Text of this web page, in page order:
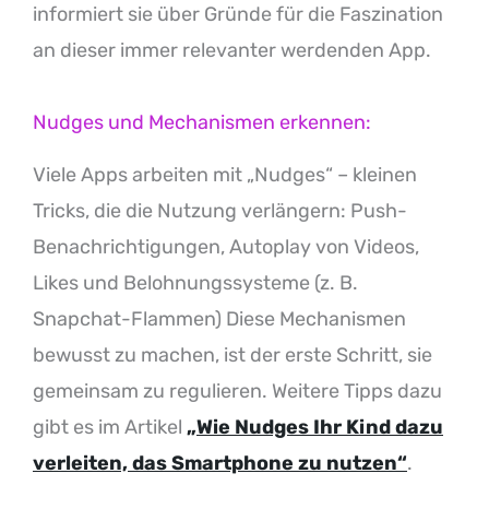
informiert sie über Gründe für die Faszination
an dieser immer relevanter werdenden App.
Nudges und Mechanismen erkennen:
Viele Apps arbeiten mit „Nudges“ – kleinen
Tricks, die die Nutzung verlängern: Push-
Benachrichtigungen, Autoplay von Videos,
Likes und Belohnungssysteme (z. B.
Snapchat-Flammen) Diese Mechanismen
bewusst zu machen, ist der erste Schritt, sie
gemeinsam zu regulieren. Weitere Tipps dazu
gibt es im Artikel „Wie Nudges Ihr Kind dazu
verleiten, das Smartphone zu nutzen“.